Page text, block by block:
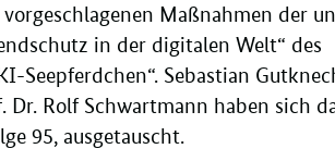
Maßnahmen der
in der digitalen Welt“ des
Seepferdchen“. Sebastian
Rolf Schwartmann haben sich
95, ausgetauscht.